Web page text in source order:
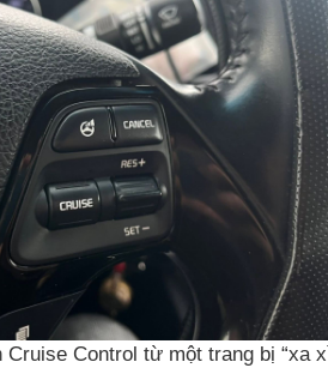
Control từ một trang bị “xa